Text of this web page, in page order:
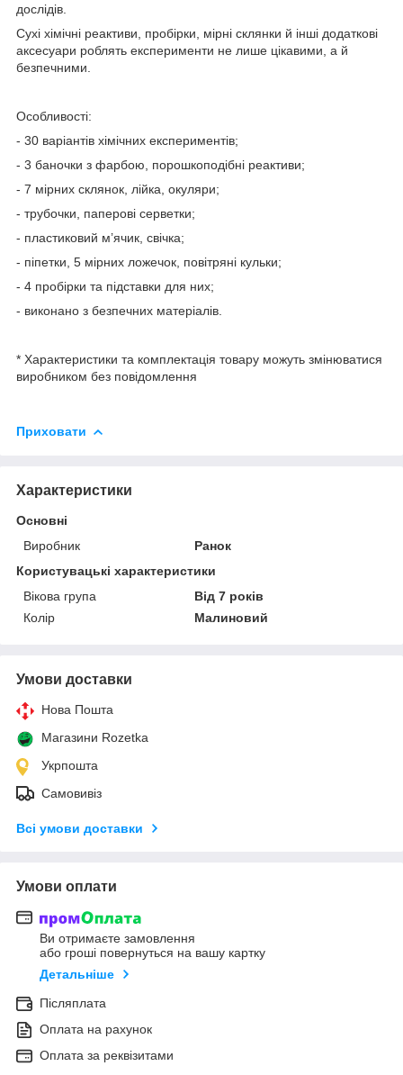
дослідів.
Сухі хімічні реактиви, пробірки, мірні склянки й інші додаткові
аксесуари роблять експерименти не лише цікавими, а й
безпечними.
Особливості:
- 30 варіантів хімічних експериментів;
- 3 баночки з фарбою, порошкоподібні реактиви;
- 7 мірних склянок, лійка, окуляри;
- трубочки, паперові серветки;
- пластиковий м’ячик, свічка;
- піпетки, 5 мірних ложечок, повітряні кульки;
- 4 пробірки та підставки для них;
- виконано з безпечних матеріалів.
* Характеристики та комплектація товару можуть змінюватися
виробником без повідомлення
Приховати
Характеристики
Основні
Виробник
Ранок
Користувацькi характеристики
Вікова група
Від 7 років
Колір
Малиновий
Умови доставки
Нова Пошта
Магазини Rozetka
Укрпошта
Самовивіз
Всі умови доставки
Умови оплати
Ви отримаєте замовлення
або гроші повернуться на вашу картку
Детальніше
Післяплата
Оплата на рахунок
Оплата за реквізитами